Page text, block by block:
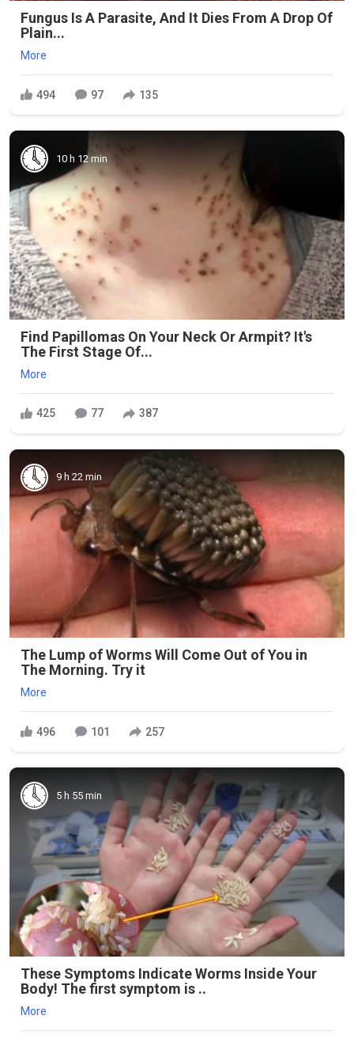
Fungus Is A Parasite, And It Dies From A Drop Of
Plain...
More
494 97 135
10 h 12 min
Find Papillomas On Your Neck Or Armpit? It's
The First Stage Of...
More
425 77 387
9 h 22 min
The Lump of Worms Will Come Out of You in
The Morning. Try it
More
496 101 257
5 h 55 min
These Symptoms Indicate Worms Inside Your
Body! The first symptom is ..
More